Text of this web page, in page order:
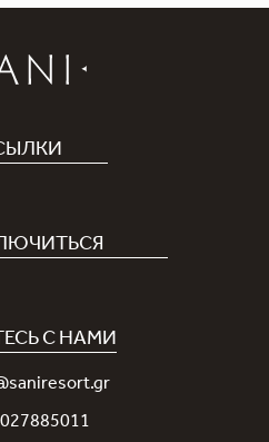
Sani Rewards
С НАМИ